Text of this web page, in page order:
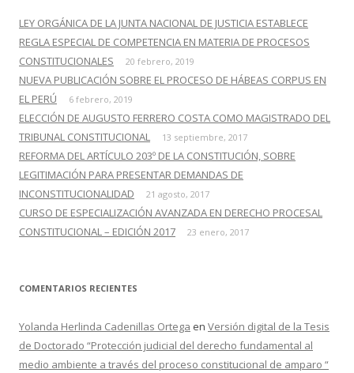
r
:
LEY ORGÁNICA DE LA JUNTA NACIONAL DE JUSTICIA ESTABLECE
REGLA ESPECIAL DE COMPETENCIA EN MATERIA DE PROCESOS
CONSTITUCIONALES
20 febrero, 2019
NUEVA PUBLICACIÓN SOBRE EL PROCESO DE HÁBEAS CORPUS EN
EL PERÚ
6 febrero, 2019
ELECCIÓN DE AUGUSTO FERRERO COSTA COMO MAGISTRADO DEL
TRIBUNAL CONSTITUCIONAL
13 septiembre, 2017
REFORMA DEL ARTÍCULO 203º DE LA CONSTITUCIÓN, SOBRE
LEGITIMACIÓN PARA PRESENTAR DEMANDAS DE
INCONSTITUCIONALIDAD
21 agosto, 2017
CURSO DE ESPECIALIZACIÓN AVANZADA EN DERECHO PROCESAL
CONSTITUCIONAL – EDICIÓN 2017
23 enero, 2017
COMENTARIOS RECIENTES
Yolanda Herlinda Cadenillas Ortega en Versión digital de la Tesis
de Doctorado “Protección judicial del derecho fundamental al
medio ambiente a través del proceso constitucional de amparo “